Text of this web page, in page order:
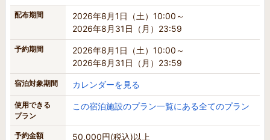
配布期間
2026年8月1日（土）10:00～
2026年8月31日（月）23:59
予約期間
2026年8月1日（土）10:00～
2026年8月31日（月）23:59
宿泊対象期間 カレンダーを見る
使用できる
プラン
この宿泊施設のプラン一覧にある全てのプラン
予約金額 50,000円(税込)以上